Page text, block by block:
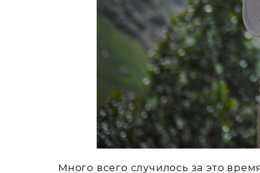
Много всего случилось за это